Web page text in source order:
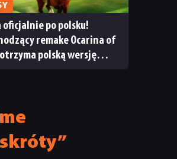
oficjalnie po polsku!
remake Ocarina of
polską wersję